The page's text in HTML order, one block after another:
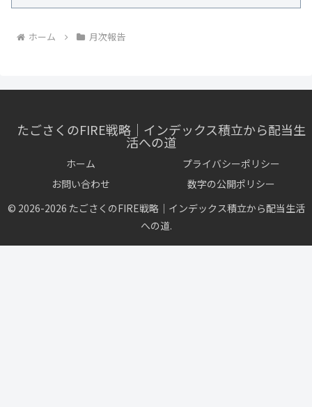
ホーム 月次報告
たごさくのFIRE戦略｜インデックス積立から配当生
活への道
ホーム
プライバシーポリシー
お問い合わせ
数字の公開ポリシー
© 2026-2026 たごさくのFIRE戦略｜インデックス積立から配当生活
への道.